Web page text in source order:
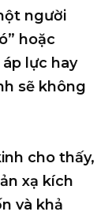
người
hoặc
lực hay
sẽ không
cho thấy,
xạ kích
và khả